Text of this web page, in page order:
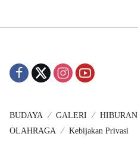
BUDAYA GALERI HIBURAN
OLAHRAGA
Kebijakan Privasi